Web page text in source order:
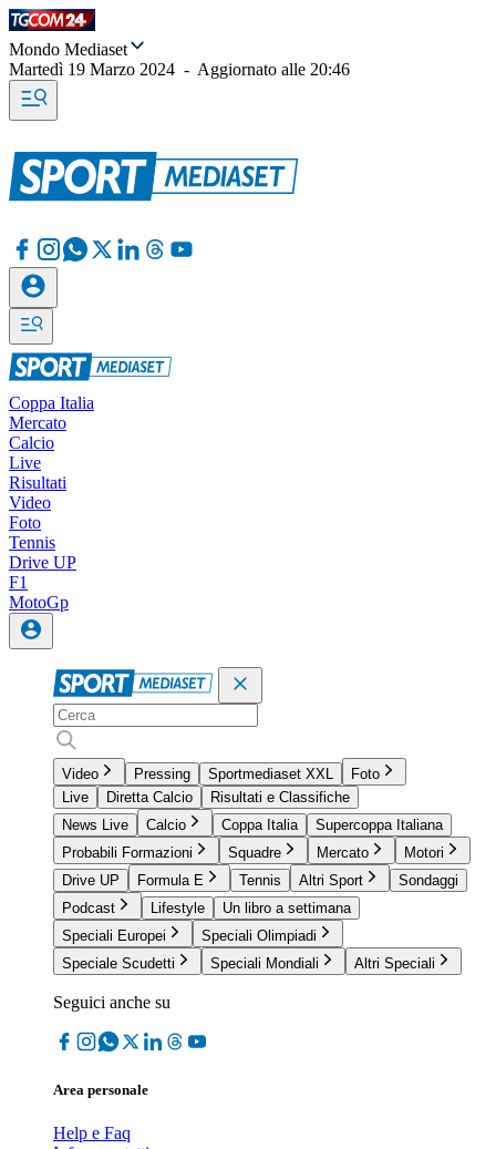
Mondo Mediaset
Martedì 19 Marzo 2024 - Aggiornato alle 20:46
Coppa Italia
Mercato
Calcio
Live
Risultati
Video
Foto
Tennis
Drive UP
F1
MotoGp
Video Pressing Sportmediaset XXL
Foto
Live
Diretta Calcio
Risultati e Classifiche
News Live
Calcio Coppa Italia
Supercoppa Italiana
Probabili Formazioni
Squadre Mercato
Motori
Drive UP
Formula E Tennis Altri Sport
Sondaggi
Podcast
Lifestyle
Un libro a settimana
Speciali Europei
Speciali Olimpiadi
Speciale Scudetti
Speciali Mondiali Altri Speciali
Seguici anche su
Area personale
Help e Faq